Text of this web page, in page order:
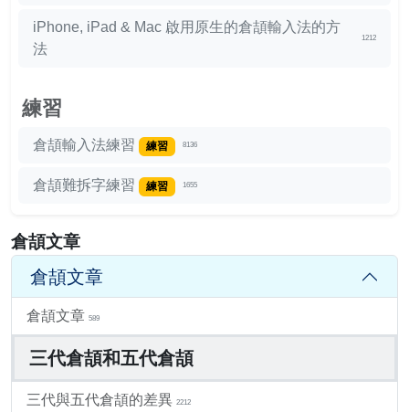
iPhone, iPad & Mac 啟用原生的倉頡輸入法的方
法
1212
練習
倉頡輸入法練習 練習 8136
倉頡難拆字練習 練習 1655
倉頡文章
倉頡文章
倉頡文章 589
三代倉頡和五代倉頡
三代與五代倉頡的差異 2212